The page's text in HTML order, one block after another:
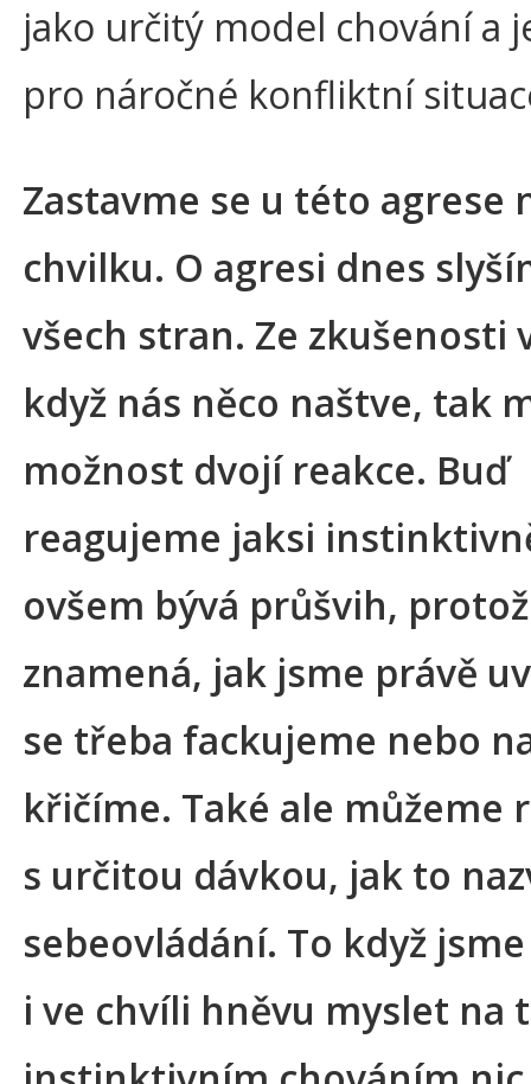
jako určitý model chování a
pro náročné konfliktní
Zastavme se u této agrese
chvilku. O agresi dnes
všech stran. Ze zkušenosti
když nás něco naštve, tak
možnost dvojí reakce. Buď
reagujeme jaksi
ovšem bývá průšvih,
znamená, jak jsme právě
se třeba fackujeme nebo
křičíme. Také ale můžeme
s určitou dávkou, jak to
sebeovládání. To když
i ve chvíli hněvu myslet na